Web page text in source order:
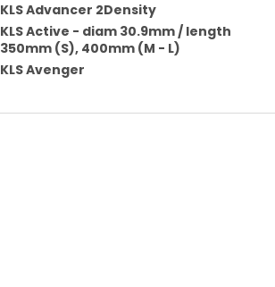
KLS Advancer 2Density
KLS Active - diam 30.9mm / length
350mm (S), 400mm (M - L)
KLS Avenger